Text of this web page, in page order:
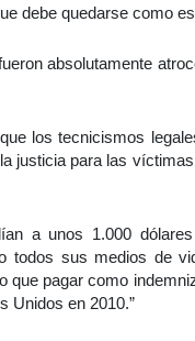
debe quedarse como
absolutamente
los tecnicismos
justicia para las
a unos 1.000
todos sus medios de
que pagar como
Unidos en 2010.”